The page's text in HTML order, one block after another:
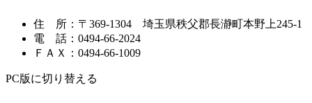
住 所 ： 〒369-1304 埼玉県秩父郡長瀞町本野上245-1
電 話 ： 0494-66-2024
ＦＡＸ
： 0494-66-1009
PC版に切り替える